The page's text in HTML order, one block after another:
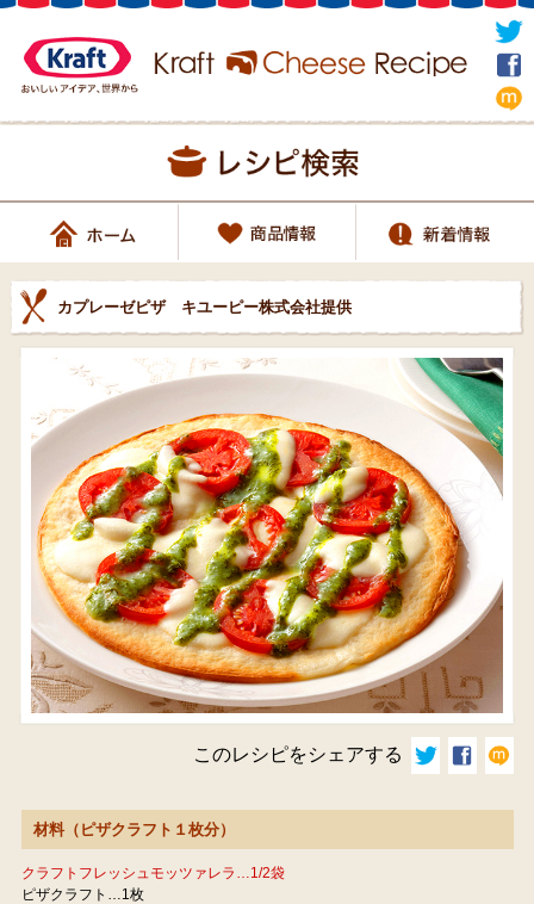
カプレーゼピザ キユーピー株式会社提供
このレシピをシェアする
材料（ピザクラフト１枚分）
クラフトフレッシュモッツァレラ…1/2袋
ピザクラフト…1枚